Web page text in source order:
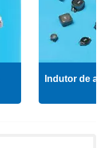
Indutor de